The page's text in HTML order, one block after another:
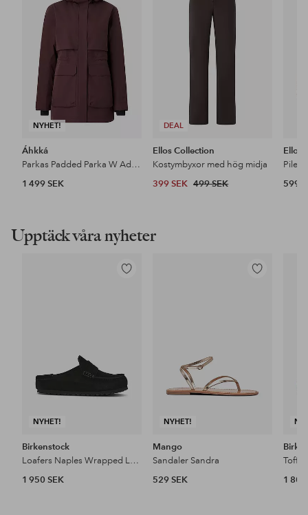
NYHET!
favoriter
Áhkká
Parkas Padded Parka W Adjustable Waist
1 499 SEK
DEAL
Ellos Collection
Kostymbyxor med hög midja
399 SEK 499 SEK
Ellos
599
Upptäck våra nyheter
NYHET!
Lägg
Birkenstock
Loafers Naples Wrapped Leve Black
1 950 SEK
NYHET!
Lägg
Mango
Sandaler Sandra
529 SEK
1 800